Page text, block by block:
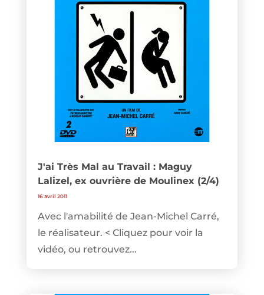
J'ai Très Mal au Travail : Maguy
Lalizel, ex ouvrière de Moulinex (2/4)
16 avril 2011
Avec l'amabilité de Jean-Michel Carré,
le réalisateur. < Cliquez pour voir la
vidéo, ou retrouvez...